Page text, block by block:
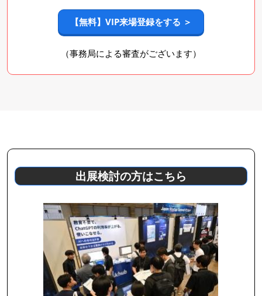
【無料】VIP来場登録をする ＞
（事務局による審査がございます）
出展検討の方はこちら